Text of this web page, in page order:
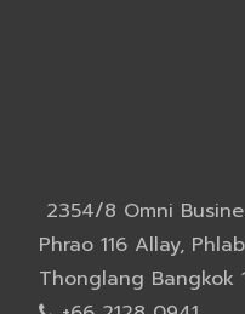
2354/8 Omni
Phrao 116 Allay,
Thonglang Bangkok